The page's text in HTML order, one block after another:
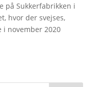
på Sukkerfabrikken i
hvor der svejses,
i november 2020